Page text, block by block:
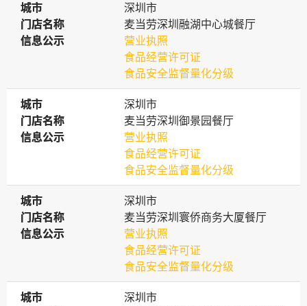
城市
城市
深圳市
门店名称
门店名称
麦当劳深圳融湖中心城餐厅
信息公示
信息公示
营业执照
食品经营许可证
食品安全监督量化分级
城市
城市
深圳市
门店名称
门店名称
麦当劳深圳御景园餐厅
信息公示
信息公示
营业执照
食品经营许可证
食品安全监督量化分级
城市
城市
深圳市
门店名称
门店名称
麦当劳深圳寰侨商务大厦餐厅
信息公示
信息公示
营业执照
食品经营许可证
食品安全监督量化分级
城市
城市
深圳市